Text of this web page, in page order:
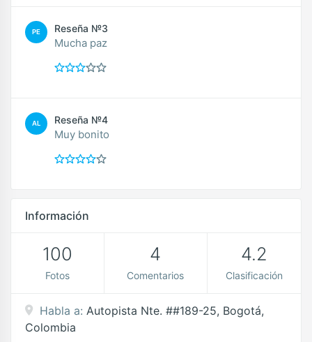
PE Reseña №3
Mucha paz
AL Reseña №4
Muy bonito
Información
100
Fotos
4
Comentarios
4.2
Clasificación
Habla a: Autopista Nte. ##189-25, Bogotá,
Colombia